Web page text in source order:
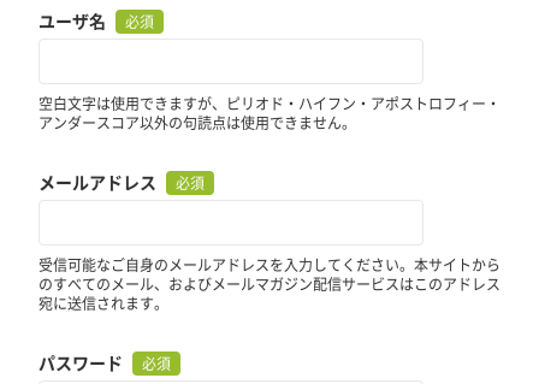
ユーザ名 必須
空白文字は使用できますが、ピリオド・ハイフン・アポストロフィー・
アンダースコア以外の句読点は使用できません。
メールアドレス 必須
受信可能なご自身のメールアドレスを入力してください。本サイトから
のすべてのメール、およびメールマガジン配信サービスはこのアドレス
宛に送信されます。
パスワード 必須